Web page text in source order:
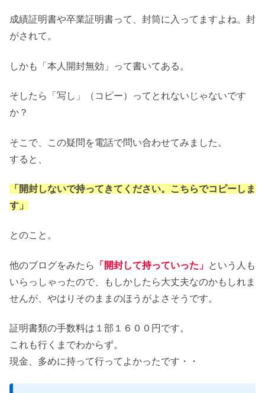
成績証明書や卒業証明書って、封筒に入ってますよね。封
がされて。
しかも「本人開封無効」って書いてある。
そしたら「写し」（コピー）ってとれないじゃないです
か？
そこで、この疑問を電話で問い合わせてみました。
すると、
「開封しないで持ってきてください。こちらでコピーしま
す」
とのこと。
他のブログをみたら 「開封して持っていった」 という人も
いらっしゃったので、もしかしたら大丈夫なのかもしれま
せんが、やはりそのままのほうがよさそうです。
証明書類の手数料は１部１６００円です。
これも行くまでわからず。
現金、多めに持って行ってよかったです・・